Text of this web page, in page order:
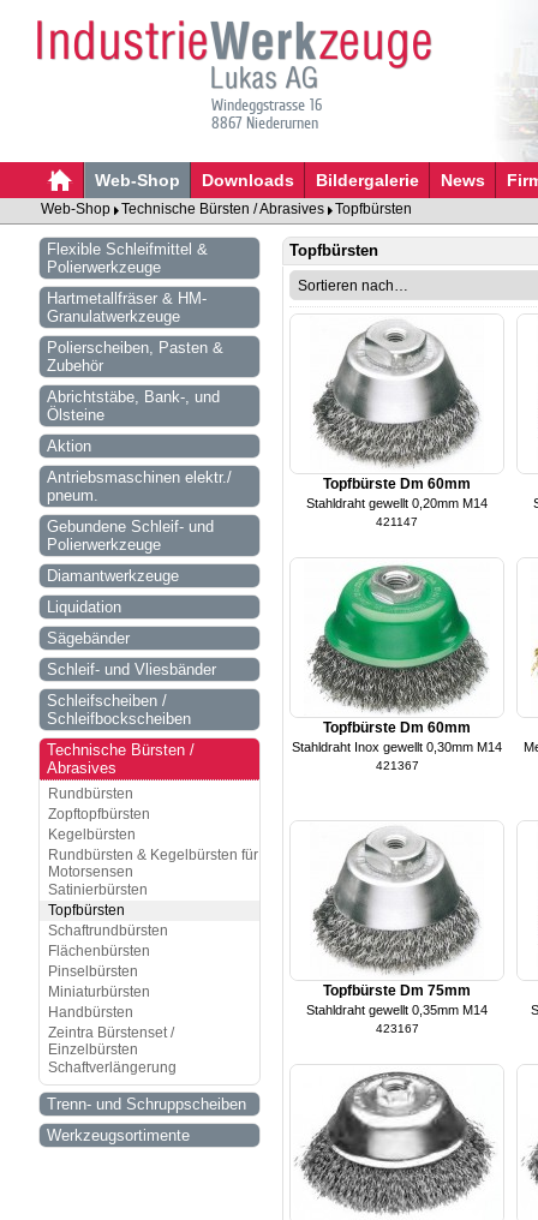
Windeggstrasse 16
8867 Niederurnen
Web-Shop Downloads Bildergalerie News
Web-Shop Technische Bürsten / Abrasives Topfbürsten
Flexible Schleifmittel &
Polierwerkzeuge
Hartmetallfräser & HM-
Granulatwerkzeuge
Polierscheiben, Pasten &
Zubehör
Abrichtstäbe, Bank-, und
Ölsteine
Aktion
Antriebsmaschinen elektr./
pneum.
Gebundene Schleif- und
Polierwerkzeuge
Diamantwerkzeuge
Liquidation
Sägebänder
Schleif- und Vliesbänder
Schleifscheiben /
Schleifbockscheiben
Technische Bürsten /
Abrasives
Rundbürsten
Zopftopfbürsten
Kegelbürsten
Rundbürsten & Kegelbürsten für
Motorsensen
Satinierbürsten
Topfbürsten
Schaftrundbürsten
Flächenbürsten
Pinselbürsten
Miniaturbürsten
Handbürsten
Zeintra Bürstenset /
Einzelbürsten
Schaftverlängerung
Trenn- und Schruppscheiben
Werkzeugsortimente
Topfbürsten
Topfbürste Dm 60mm
Stahldraht gewellt 0,20mm M14
421147
Topfbürste Dm 60mm
Stahldraht Inox gewellt 0,30mm M14
421367
Topfbürste Dm 75mm
Stahldraht gewellt 0,35mm M14
423167